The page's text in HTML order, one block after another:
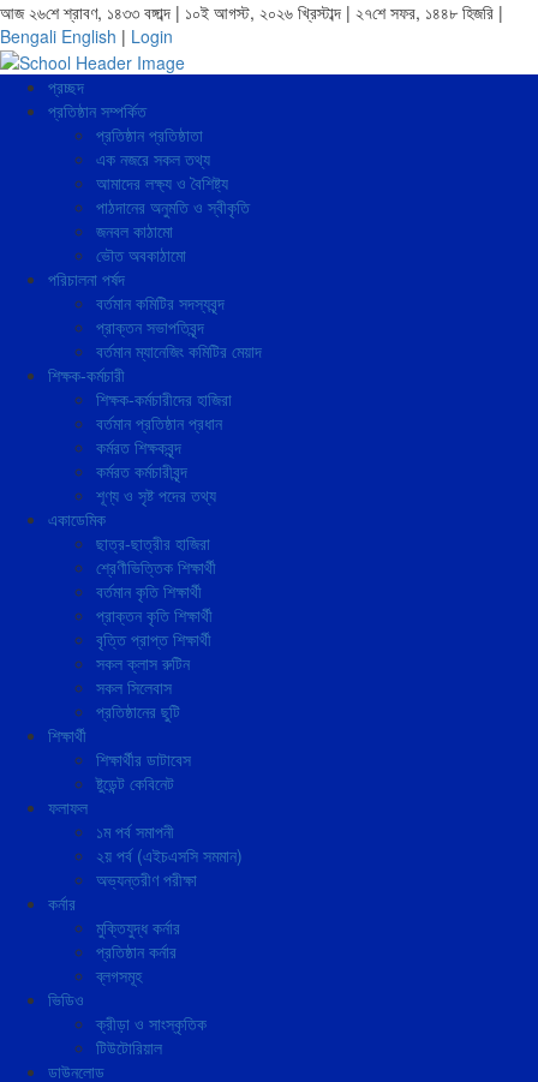
আজ ২৬শে শ্রাবণ, ১৪৩৩ বঙ্গাব্দ | ১০ই আগস্ট, ২০২৬ খ্রিস্টাব্দ | ২৭শে সফর, ১৪৪৮ হিজরি |
Bengali English | Login
প্রচ্ছদ
প্রতিষ্ঠান সম্পর্কিত
প্রতিষ্ঠান প্রতিষ্ঠাতা
এক নজরে সকল তথ্য
আমাদের লক্ষ্য ও বৈশিষ্ট্য
পাঠদানের অনুমতি ও স্বীকৃতি
জনবল কাঠামো
ভৌত অবকাঠামো
পরিচালনা পর্ষদ
বর্তমান কমিটির সদস্যবৃন্দ
প্রাক্তন সভাপতিবৃন্দ
বর্তমান ম্যানেজিং কমিটির মেয়াদ
শিক্ষক-কর্মচারী
শিক্ষক-কর্মচারীদের হাজিরা
বর্তমান প্রতিষ্ঠান প্রধান
কর্মরত শিক্ষকবৃন্দ
কর্মরত কর্মচারীবৃন্দ
শূণ্য ও সৃষ্ট পদের তথ্য
একাডেমিক
ছাত্র-ছাত্রীর হাজিরা
শ্রেণীভিত্তিক শিক্ষার্থী
বর্তমান কৃতি শিক্ষার্থী
প্রাক্তন কৃতি শিক্ষার্থী
বৃত্তি প্রাপ্ত শিক্ষার্থী
সকল ক্লাস রুটিন
সকল সিলেবাস
প্রতিষ্ঠানের ছুটি
শিক্ষার্থী
শিক্ষার্থীর ডাটাবেস
ষ্টুডেন্ট কেবিনেট
ফলাফল
১ম পর্ব সমাপনী
২য় পর্ব (এইচএসসি সমমান)
অভ্যন্তরীণ পরীক্ষা
কর্নার
মুক্তিযুদ্ধ কর্নার
প্রতিষ্ঠান কর্নার
ব্লগসমূহ
ভিডিও
ক্রীড়া ও সাংস্কৃতিক
টিউটোরিয়াল
ডাউনলোড